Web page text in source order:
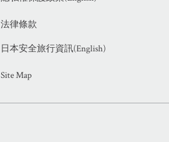
法律條款
日本安全旅行資訊(English)
Site Map